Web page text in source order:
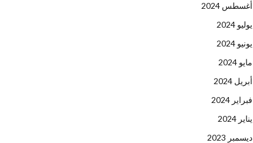
أغسطس 2024
يوليو 2024
يونيو 2024
مايو 2024
أبريل 2024
فبراير 2024
يناير 2024
ديسمبر 2023